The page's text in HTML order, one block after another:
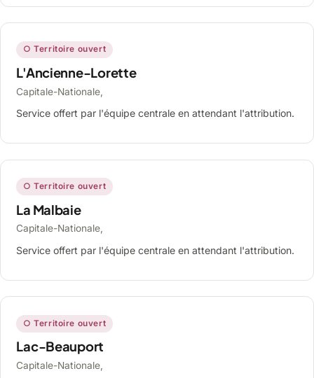
○ Territoire ouvert
L'Ancienne-Lorette
Capitale-Nationale,
Service offert par l'équipe centrale en attendant l'attribution.
○ Territoire ouvert
La Malbaie
Capitale-Nationale,
Service offert par l'équipe centrale en attendant l'attribution.
○ Territoire ouvert
Lac-Beauport
Capitale-Nationale,